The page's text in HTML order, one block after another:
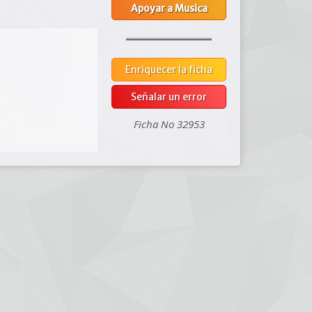
Apoyar a Musica
Enriquecer la ficha
Señalar un error
Ficha No 32953